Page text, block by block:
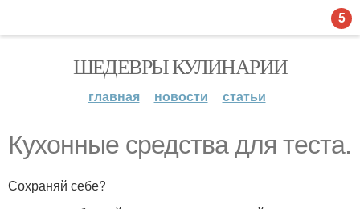
ШЕДЕВРЫ КУЛИНАРИИ
главная новости статьи
Кухонные средства для теста.
Сохраняй себе?
5